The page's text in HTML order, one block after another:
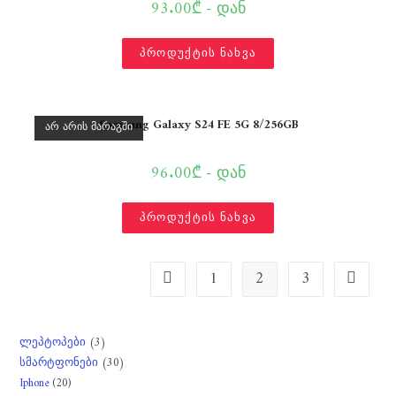
93.00₾ - დან
პროდუქტის ნახვა
ᲐᲠ ᲐᲠᲘᲡ ᲛᲐᲠᲐᲒᲨᲘSamsung Galaxy S24 FE 5G 8/256GB
96.00₾ - დან
პროდუქტის ნახვა
1 2 3
ლეპტოპები 33
products
სმარტფონები 3030
Iphone 2020